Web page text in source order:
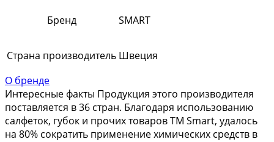
Бренд SMART
Страна производитель Швеция
О бренде
Интересные факты Продукция этого производителя
поставляется в 36 стран. Благодаря использованию
салфеток, губок и прочих товаров ТМ Smart, удалось
на 80% сократить применение химических средств в